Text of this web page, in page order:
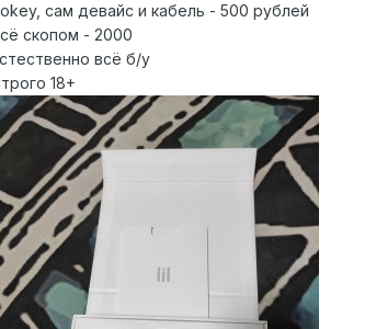
сам девайс и кабель - 500 рублей
скопом - 2000
всё б/у
18+